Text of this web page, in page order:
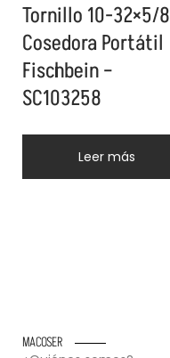
Tornillo 10-32×5/8
Cosedora Portátil
Fischbein –
SC103258
Leer más
MACOSER